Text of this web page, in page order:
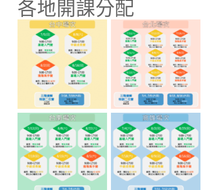
各地開課分配
No Caption No Caption
No Caption No Caption